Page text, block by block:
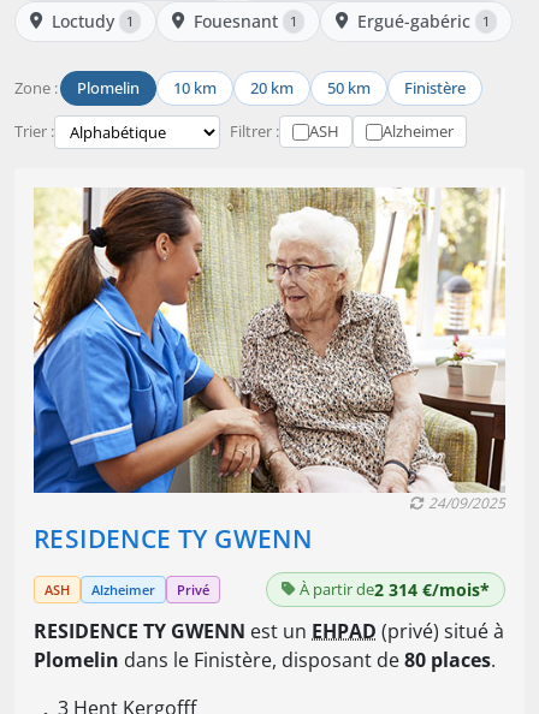
Loctudy 1 Fouesnant 1 Ergué-gabéric 1
Zone : Plomelin 10 km 20 km 50 km Finistère
Trier : Filtrer : ASH Alzheimer
RESIDENCE TY GWENN
24/09/2025
ASH Alzheimer Privé À partir de2 314 €/mois*
RESIDENCE TY GWENN est un EHPAD (privé) situé à
Plomelin dans le Finistère, disposant de80 places.
3 Hent Kergofff